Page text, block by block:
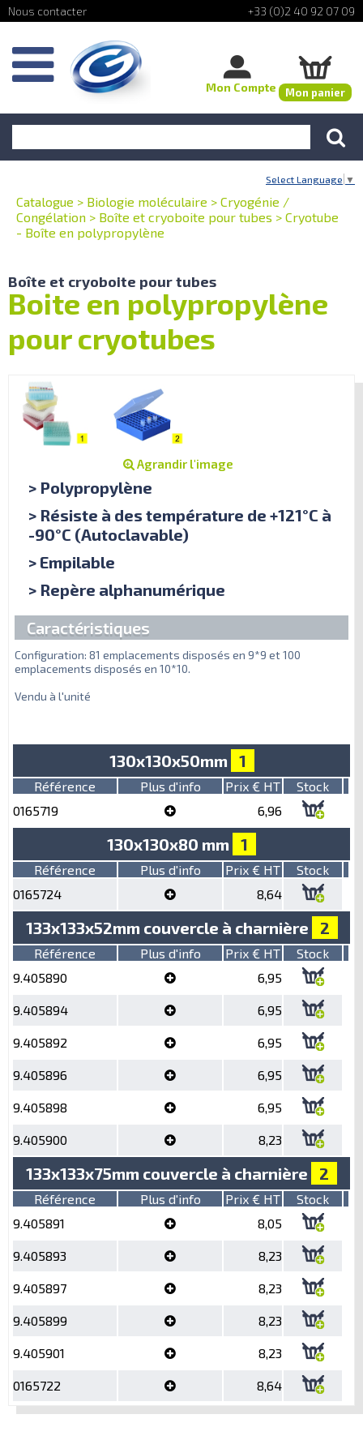
+33 (0)2 40 92 07 09
Mon Compte Mon panier
Select Language ▼
Catalogue > Biologie moléculaire > Cryogénie /
Congélation > Boîte et cryoboite pour tubes > Cryotube
- Boîte en polypropylène
Boîte et cryoboite pour tubes
Boite en polypropylène
pour cryotubes
Agrandir l'image
> Polypropylène
> Résiste à des température de +121°C à
-90°C (Autoclavable)
> Empilable
> Repère alphanumérique
Caractéristiques
Configuration: 81 emplacements disposés en 9*9 et 100
emplacements disposés en 10*10.
Vendu à l'unité
130x130x50mm 1
Référence Plus d'info Prix € HT
Stock
0165719
6,96
130x130x80 mm 1
Référence Plus d'info Prix € HT
Stock
0165724
8,64
133x133x52mm couvercle à charnière 2
Référence Plus d'info Prix € HT
Stock
9.405890
6,95
9.405894 6,95
9.405892 6,95
9.405896 6,95
9.405898 6,95
9.405900 8,23
133x133x75mm couvercle à charnière 2
Référence Plus d'info Prix € HT
Stock
9.405891
8,05
9.405893 8,23
9.405897 8,23
9.405899 8,23
9.405901 8,23
0165722 8,64